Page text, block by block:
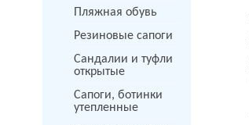
Пляжная обувь
Резиновые сапоги
Сандалии и туфли
открытые
Сапоги, ботинки
утепленные